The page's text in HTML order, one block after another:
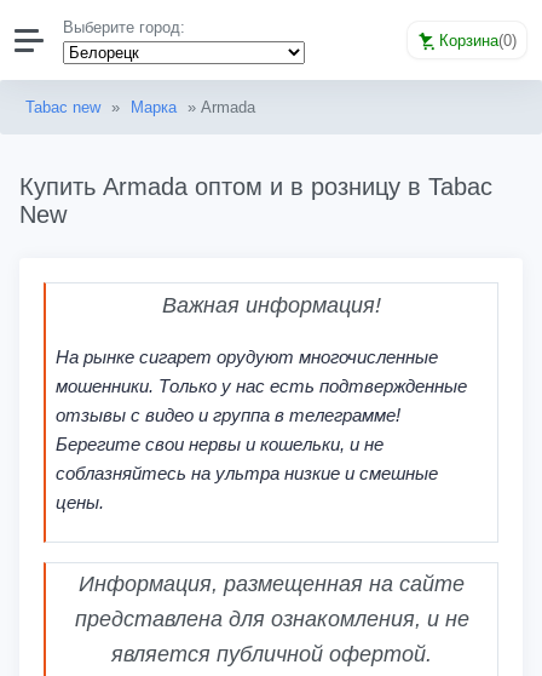
Выберите город:
Корзина(0)
Tabac new » Марка » Armada
Купить Armada оптом и в розницу в Tabac
New
Важная информация!
На рынке сигарет орудуют многочисленные
мошенники. Только у нас есть подтвержденные
отзывы с видео и группа в телеграмме!
Берегите свои нервы и кошельки, и не
соблазняйтесь на ультра низкие и смешные
цены.
Информация, размещенная на сайте
представлена для ознакомления, и не
является публичной офертой.